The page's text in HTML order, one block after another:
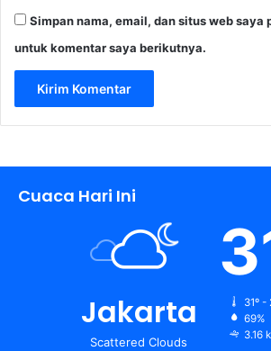
Simpan nama, email, dan situs web saya
untuk komentar saya berikutnya.
Cuaca Hari Ini
Jakarta
Scattered Clouds
31º -
69%
3.16